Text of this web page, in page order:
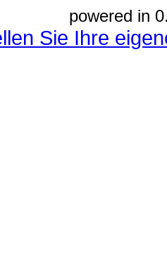
powered in
Sie Ihre